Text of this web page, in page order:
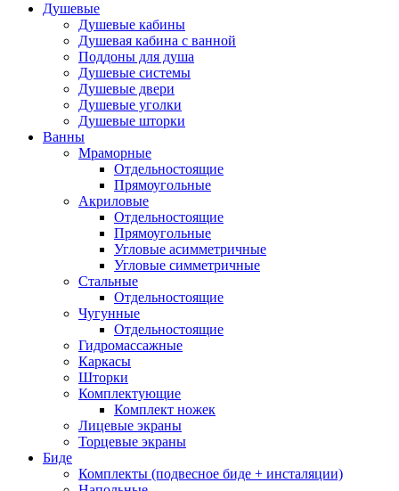
Душевые
Душевые кабины
Душевая кабина с ванной
Поддоны для душа
Душевые системы
Душевые двери
Душевые уголки
Душевые шторки
Ванны
Мраморные
Отдельностоящие
Прямоугольные
Акриловые
Отдельностоящие
Прямоугольные
Угловые асимметричные
Угловые симметричные
Стальные
Отдельностоящие
Чугунные
Отдельностоящие
Гидромассажные
Каркасы
Шторки
Комплектующие
Комплект ножек
Лицевые экраны
Торцевые экраны
Биде
Комплекты (подвесное биде + инсталяции)